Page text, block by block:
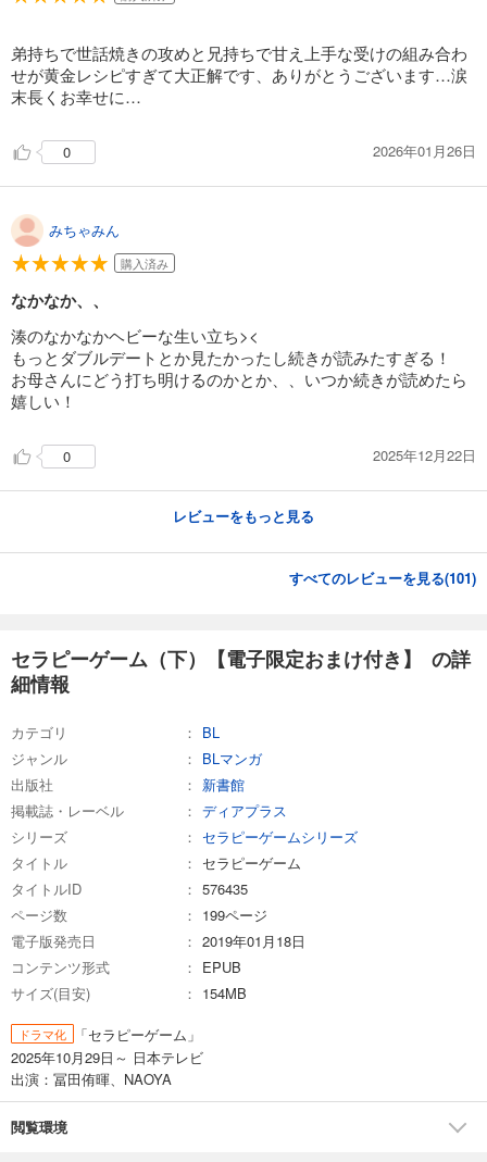
弟持ちで世話焼きの攻めと兄持ちで甘え上手な受けの組み合わ
せが黄金レシピすぎて大正解です、ありがとうございます…涙
末長くお幸せに…
0 2026年01月26日
みちゃみん
購入済み
なかなか、、
湊のなかなかヘビーな生い立ち><
もっとダブルデートとか見たかったし続きが読みたすぎる！
お母さんにどう打ち明けるのかとか、、いつか続きが読めたら
嬉しい！
0 2025年12月22日
レビューをもっと見る
すべてのレビューを見る(101)
セラピーゲーム（下）【電子限定おまけ付き】 の詳
細情報
カテゴリ
BL
ジャンル
BLマンガ
出版社
新書館
掲載誌・レーベル
ディアプラス
シリーズ
セラピーゲームシリーズ
タイトル
セラピーゲーム
タイトルID
576435
ページ数
199ページ
電子版発売日
2019年01月18日
コンテンツ形式
EPUB
サイズ(目安)
154MB
ドラマ化
「セラピーゲーム」
2025年10月29日～ 日本テレビ
出演：冨田侑暉、NAOYA
閲覧環境